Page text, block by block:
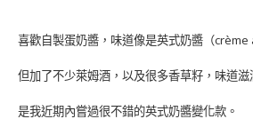
喜歡自製蛋奶醬，味道像是英式奶醬（crème
但加了不少萊姆酒，以及很多香草籽，味道滋
是我近期內嘗過很不錯的英式奶醬變化款。